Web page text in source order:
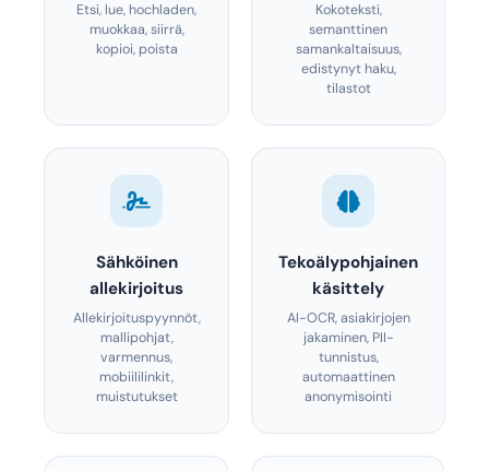
Etsi, lue, hochladen,
muokkaa, siirrä,
kopioi, poista
Kokoteksti,
semanttinen
samankaltaisuus,
edistynyt haku,
tilastot
Sähköinen
allekirjoitus
Allekirjoituspyynnöt,
mallipohjat,
varmennus,
mobiililinkit,
muistutukset
Tekoälypohjainen
käsittely
AI-OCR, asiakirjojen
jakaminen, PII-
tunnistus,
automaattinen
anonymisointi